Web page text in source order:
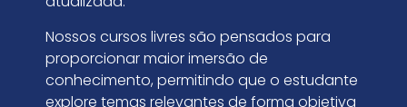
Nossos cursos livres são pensados para
proporcionar maior imersão de
conhecimento, permitindo que o estudante
explore temas relevantes de forma objetiva